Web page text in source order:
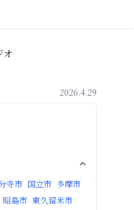
オ
2026.4.29
寺市 国立市 多摩市
昭島市 東久留米市